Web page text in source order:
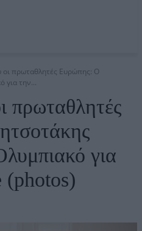
οι πρωταθλητές Ευρώπης: Ο
για την...
πρωταθλητές
για
(photos)